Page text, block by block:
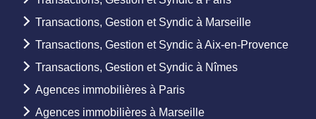
Transactions, Gestion et Syndic à Marseille
Transactions, Gestion et Syndic à Aix-en-Provence
Transactions, Gestion et Syndic à Nîmes
Agences immobilières à Paris
Agences immobilières à Marseille